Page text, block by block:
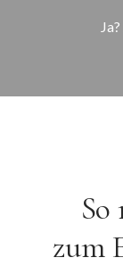
zum